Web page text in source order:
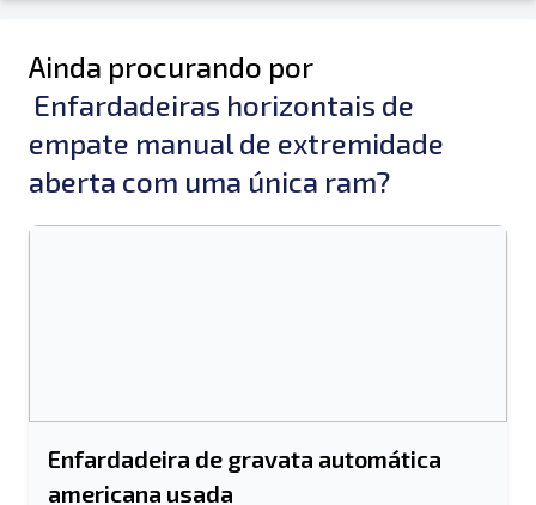
Ainda procurando por
Enfardadeiras horizontais de
empate manual de extremidade
aberta com uma única ram?
Enfardadeira de gravata automática
americana usada